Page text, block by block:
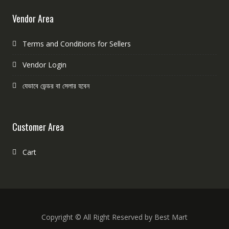
Vendor Area
Terms and Conditions for Sellers
Vendor Login
যেভাবে ভেন্ডর বা সেলার হবেন
Customer Area
Cart
Copyright © All Right Reserved by Best Mart